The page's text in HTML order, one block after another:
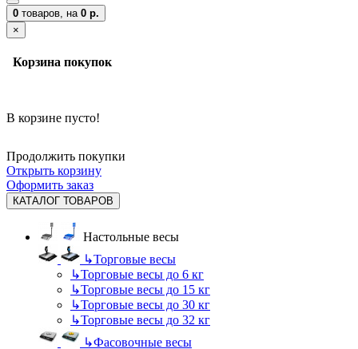
0 товаров, на 0 р.
×
Корзина покупок
В корзине пусто!
Продолжить покупки
Открыть корзину
Оформить заказ
КАТАЛОГ ТОВАРОВ
Настольные весы
↳Торговые весы
↳Торговые весы до 6 кг
↳Торговые весы до 15 кг
↳Торговые весы до 30 кг
↳Торговые весы до 32 кг
↳Фасовочные весы